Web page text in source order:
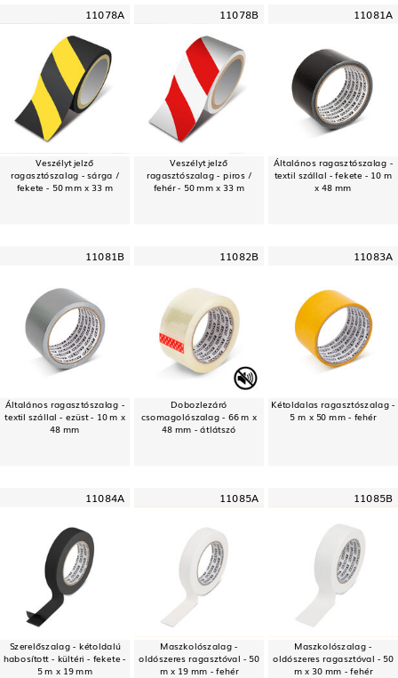
11078A
Veszélyt jelző
ragasztószalag - sárga /
fekete - 50 mm x 33 m
11078B
Veszélyt jelző
ragasztószalag - piros /
fehér - 50 mm x 33 m
11081A
Általános ragasztószalag -
textil szállal - fekete - 10 m
x 48 mm
11081B
Általános ragasztószalag -
textil szállal - ezüst - 10 m x
48 mm
11082B
Dobozlezáró
csomagolószalag - 66 m x
48 mm - átlátszó
11083A
Kétoldalas ragasztószalag -
5 m x 50 mm - fehér
11084A
Szerelőszalag - kétoldalú
habosított - kültéri - fekete -
5 m x 19 mm
11085A
Maszkolószalag -
oldószeres ragasztóval - 50
m x 19 mm - fehér
11085B
Maszkolószalag -
oldószeres ragasztóval - 50
m x 30 mm - fehér